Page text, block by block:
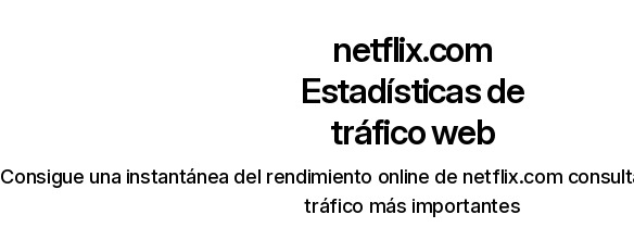
netflix.com
Estadísticas de
tráfico web
Consigue una instantánea del rendimiento online de netflix.com
tráfico más importantes